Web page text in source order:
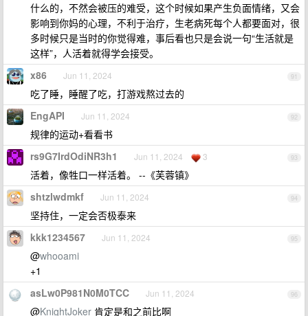
什么的，不然会被压的难受，这个时候如果产生负面情绪，又会
影响到你妈的心理，不利于治疗，生老病死每个人都要面对，很
多时候只是当时的你觉得难，事后看也只是会说一句“生活就是
这样”，人活着就得学会接受。
91
x86 Jun 11, 2024
吃了睡，睡醒了吃，打游戏熬过去的
92
EngAPI Jun 11, 2024
规律的运动+看看书
93
rs9G7IrdOdiNR3h1 Jun 11, 2024 3
活着，像牲口一样活着。 --《芙蓉镇》
94
shtzlwdmkf Jun 11, 2024
坚持住，一定会否极泰来
95
kkk1234567 Jun 11, 2024
@whooami
+1
96
asLw0P981N0M0TCC Jun 11, 2024
@KnightJoker 肯定是和之前比啊